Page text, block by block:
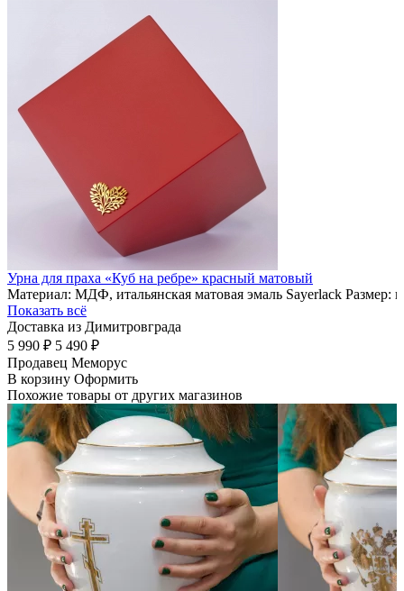
Урна для праха «Куб на ребре» красный матовый
Материал: МДФ, итальянская матовая эмаль Sayerlack
Показать всё
Доставка из Димитровграда
5 990 ₽ 5 490 ₽
Продавец Меморус
В корзину Оформить
Похожие товары от других магазинов